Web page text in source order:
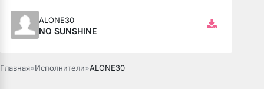
ALONE30
NO SUNSHINE
Главная»Исполнители»ALONE30